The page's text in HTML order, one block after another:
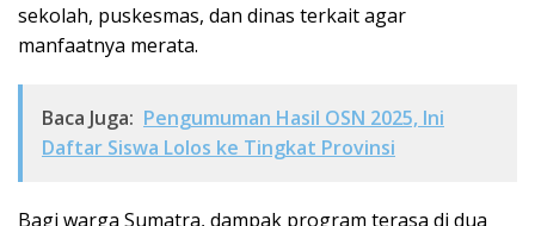
sekolah, puskesmas, dan dinas terkait agar
manfaatnya merata.
Baca Juga: Pengumuman Hasil OSN 2025, Ini
Daftar Siswa Lolos ke Tingkat Provinsi
Bagi warga Sumatra, dampak program terasa di dua